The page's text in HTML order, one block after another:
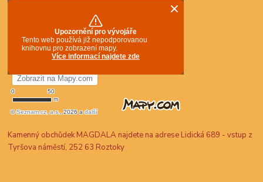
Kamenný obchůdek MAGDALA najdete na adrese Lidická 689 - vstup z
Tyršova náměstí, 252 63 Roztoky